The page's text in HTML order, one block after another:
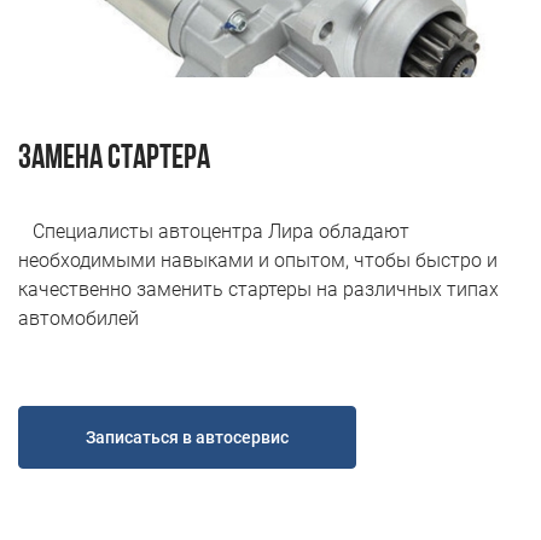
Н.Новгород ул. Удмуртская д.10
Пн-Пт 9.00 - 19.00; Сб, Вс - Выходной
+7 (831) 214-00-50
Замена стартера
Специалисты автоцентра Лира обладают
необходимыми навыками и опытом, чтобы быстро и
качественно заменить стартеры на различных типах
автомобилей
Записаться в автосервис